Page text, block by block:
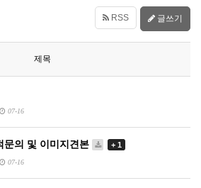
RSS 글쓰기
제목
07-16
문의 및 이미지견본 + 1
07-16